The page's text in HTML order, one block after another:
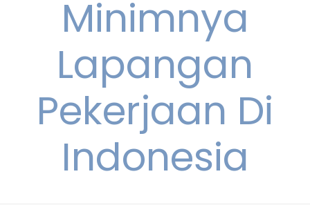
Minimnya
Lapangan
Pekerjaan Di
Indonesia